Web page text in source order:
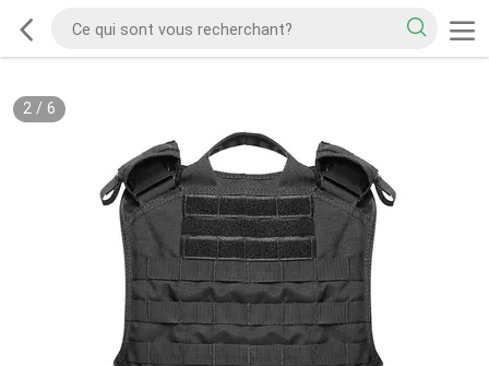
2/ 6